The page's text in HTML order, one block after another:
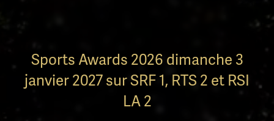
Sports Awards 2026 dimanche 3
janvier 2027 sur SRF 1, RTS 2 et RSI
LA 2